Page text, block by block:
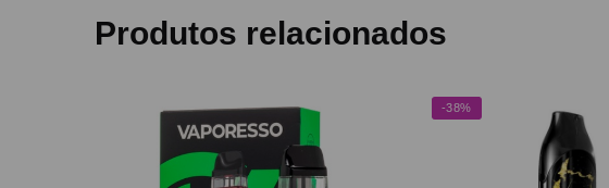
Produtos relacionados
-38%